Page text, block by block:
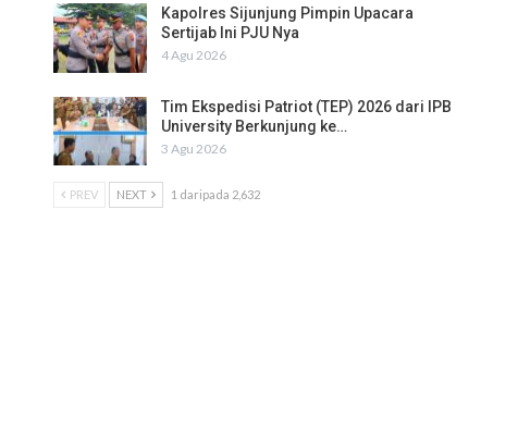
Kapolres Sijunjung Pimpin Upacara
Sertijab Ini PJU Nya
4 Agu 2026
Tim Ekspedisi Patriot (TEP) 2026 dari IPB
University Berkunjung ke…
3 Agu 2026
PREV NEXT 1 daripada 2,632